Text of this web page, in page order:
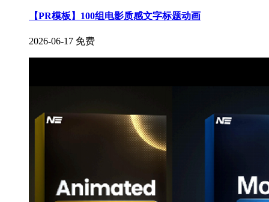
【PR模板】100组电影质感文字标题动画
2026-06-17 免费